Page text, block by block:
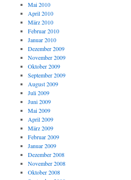
Mai 2010
April 2010
März 2010
Februar 2010
Januar 2010
Dezember 2009
November 2009
Oktober 2009
September 2009
August 2009
Juli 2009
Juni 2009
Mai 2009
April 2009
März 2009
Februar 2009
Januar 2009
Dezember 2008
November 2008
Oktober 2008